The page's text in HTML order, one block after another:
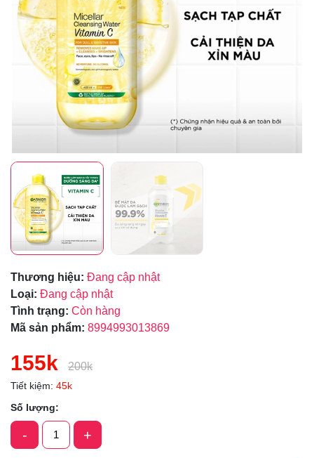
Thương hiệu: Đang cập nhật
Loại: Đang cập nhật
Tình trạng: Còn hàng
Mã sản phẩm: 8994993013869
155k 200k
Tiết kiệm: 45k
Số lượng:
- +
Mã giảm giá:
Ngày hết hạn:
Điều kiện: